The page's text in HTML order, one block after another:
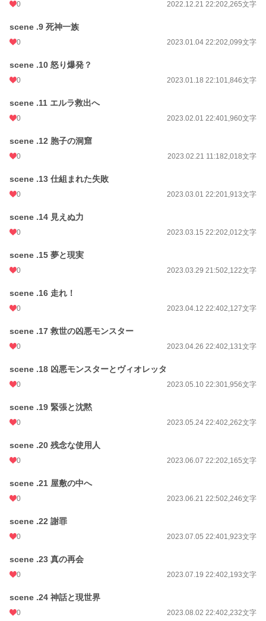
0 2022.12.21 22:202,265文字
scene .9 死神一族
0 2023.01.04 22:202,099文字
scene .10 怒り爆発？
0 2023.01.18 22:101,846文字
scene .11 エルラ救出へ
0 2023.02.01 22:401,960文字
scene .12 胞子の洞窟
0 2023.02.21 11:182,018文字
scene .13 仕組まれた失敗
0 2023.03.01 22:201,913文字
scene .14 見えぬ力
0 2023.03.15 22:202,012文字
scene .15 夢と現実
0 2023.03.29 21:502,122文字
scene .16 走れ！
0 2023.04.12 22:402,127文字
scene .17 救世の凶悪モンスター
0 2023.04.26 22:402,131文字
scene .18 凶悪モンスターとヴィオレッタ
0 2023.05.10 22:301,956文字
scene .19 緊張と沈黙
0 2023.05.24 22:402,262文字
scene .20 残念な使用人
0 2023.06.07 22:202,165文字
scene .21 屋敷の中へ
0 2023.06.21 22:502,246文字
scene .22 謝罪
0 2023.07.05 22:401,923文字
scene .23 真の再会
0 2023.07.19 22:402,193文字
scene .24 神話と現世界
0 2023.08.02 22:402,232文字